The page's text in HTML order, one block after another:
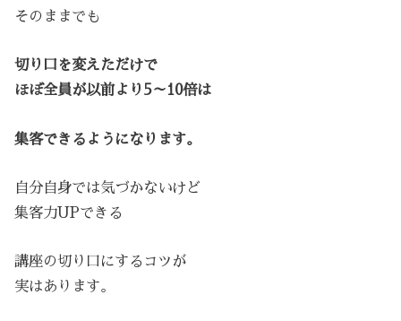
そのままでも
切り口を変えただけで
ほぼ全員が以前より5～10倍は
集客できるようになります。
自分自身では気づかないけど
集客力UPできる
講座の切り口にするコツが
実はあります。